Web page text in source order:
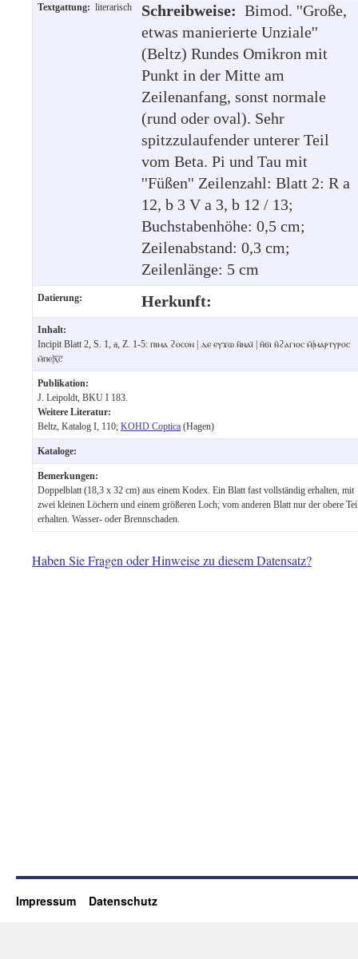
Textgattung: literarisch Schreibweise: Bimod. ''Große,
etwas manierierte Unziale''
(Beltz) Rundes Omikron mit
Punkt in der Mitte am
Zeilenanfang, sonst normale
(rund oder oval). Sehr
spitzzulaufender unterer Teil
vom Beta. Pi und Tau mit
''Füßen'' Zeilenzahl: Blatt 2: R a
12, b 3 V a 3, b 12 / 13;
Buchstabenhöhe: 0,5 cm;
Zeilenabstand: 0,3 cm;
Zeilenlänge: 5 cm
Datierung: Herkunft:
Inhalt:
Incipit Blatt 2, S. 1, a, Z. 1-5: ⲡⲓⲙⲁ ϩⲟⲥⲟⲛ | ⲇⲉ ⲉⲩϫⲱ ⲛ̄ⲛⲁⲓ̈ | ⲛ̄ϭⲓ ⲛ̄ϩⲁⲅⲓⲟⲥ ⲙ̄|ⲙⲁⲣⲧⲩⲣⲟⲥ
ⲙ̄ⲡⲉ|ⲭ︦ⲥ︦
Publikation:
J. Leipoldt, BKU I 183.
Weitere Literatur:
Beltz, Katalog I, 110; KOHD Coptica (Hagen)
Kataloge:
Bemerkungen:
Doppelblatt (18,3 x 32 cm) aus einem Kodex. Ein Blatt fast vollständig erhalten, mit
zwei kleinen Löchern und einem größeren Loch; vom anderen Blatt nur der obere
erhalten. Wasser- oder Brennschaden.
Haben Sie Fragen oder Hinweise zu diesem Datensatz?
Impressum Datenschutz